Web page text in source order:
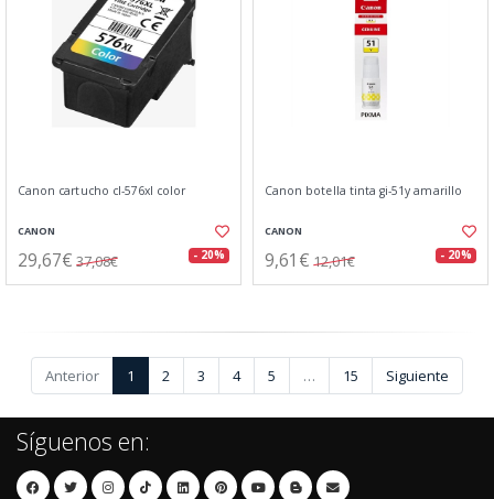
Canon cartucho cl-576xl color
CANON
29,67€ 37,08€ - 20%
Canon botella tinta gi-51y amarillo
CANON
9,61€ 12,01€ - 20%
Anterior 1 2 3 4 5 … 15 Siguiente
Síguenos en: